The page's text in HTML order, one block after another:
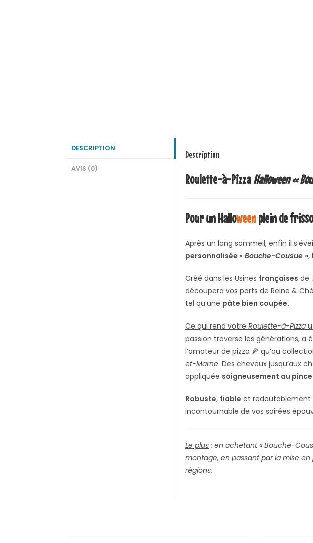
DESCRIPTION
AVIS (0)
Description
Roulette-à-PizzaHalloween «
Pour un Halloweenplein de
Après un long sommeil, enfin il
personnalisée « Bouche-Cousue »,
Créé dans les Usines françaises de
découpera vos parts de Reine &
tel qu’une pâte bien coupée.
Ce qui rend votre Roulette-à-Pizza
passion traverse les générations, a
l’amateur de pizza 🍕 qu’au
et-Marne. Des cheveux jusqu’aux
appliquée soigneusement au
Robuste, fiable et redoutablement
incontournable de vos soirées
Le plus : en achetant « Bouche-
montage, en passant par la mise
régions.